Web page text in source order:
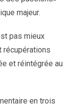
majeur.
pas mieux
récupérations
et réintégrée au
en trois